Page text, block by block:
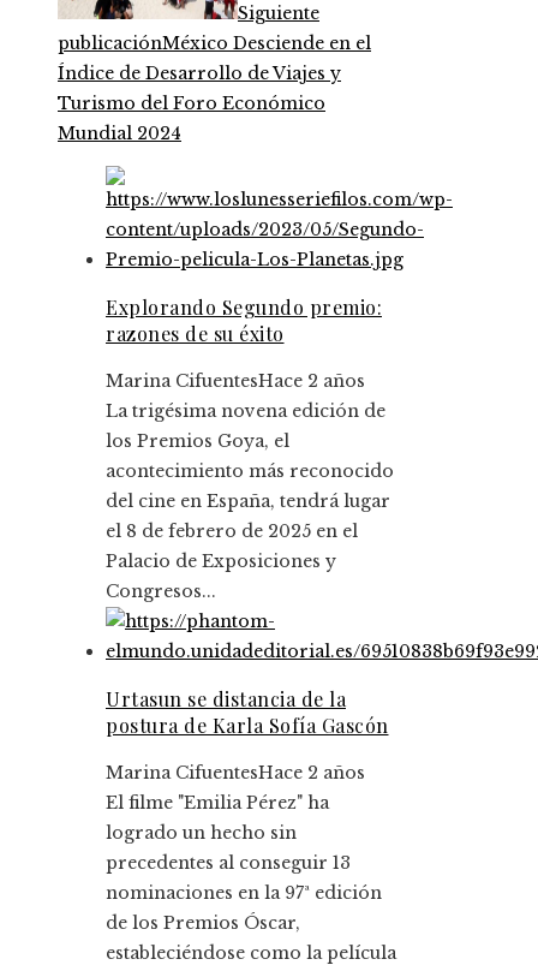
Siguiente
publicaciónMéxico Desciende en el
Índice de Desarrollo de Viajes y
Turismo del Foro Económico
Mundial 2024
Explorando Segundo premio:
razones de su éxito
Marina CifuentesHace 2 años
La trigésima novena edición de
los Premios Goya, el
acontecimiento más reconocido
del cine en España, tendrá lugar
el 8 de febrero de 2025 en el
Palacio de Exposiciones y
Congresos...
Urtasun se distancia de la
postura de Karla Sofía Gascón
Marina CifuentesHace 2 años
El filme "Emilia Pérez" ha
logrado un hecho sin
precedentes al conseguir 13
nominaciones en la 97ª edición
de los Premios Óscar,
estableciéndose como la película